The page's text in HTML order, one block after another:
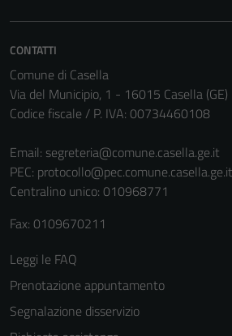
CONTATTI
Comune di Casella
Via del Municipio, 1 - 16015 Casella (GE)
Codice fiscale / P. IVA: 00734460108
Email: segreteria@comune.casella.ge.it
PEC: protocollo@pec.comune.casella.ge.it
Centralino unico: 010968771
Fax: 0109670211
Leggi le FAQ
Prenotazione appuntamento
Segnalazione disservizio
una